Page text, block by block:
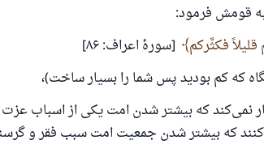
قومش فرمود:
قليلاً فكثَّركم
[سورهٔ اعراف: ۸۶]
که کم بودید پس شما را بسیار ساخت)،
نمی‌کند که بیشتر شدن امت یکی از اسباب
که بیشتر شدن جمعیت امت سبب فقر و
همکاری